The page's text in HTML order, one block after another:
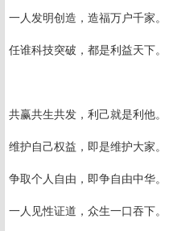
一人发明创造，造福万户千家。
任谁科技突破，都是利益天下。
共赢共生共发，利己就是利他。
维护自己权益，即是维护大家。
争取个人自由，即争自由中华。
一人见性证道，众生一口吞下。